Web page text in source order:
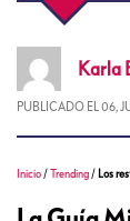
Karla
PUBLICADO EL 06,
Inicio /Trending / Los